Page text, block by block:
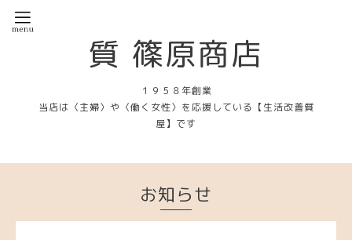
質 篠原商店
１９５８年創業
当店は〈主婦〉や〈働く女性〉を応援している【生活改善質
屋】です
お知らせ